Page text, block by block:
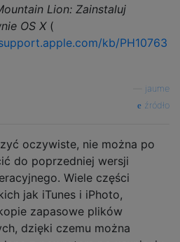
Lion: Zainstaluj
OS X (
kb/PH10763
jaume
źródło
oczywiste, nie można po
do poprzedniej wersji
Wiele części
jak iTunes i iPhoto,
zapasowe plików
dzięki czemu można